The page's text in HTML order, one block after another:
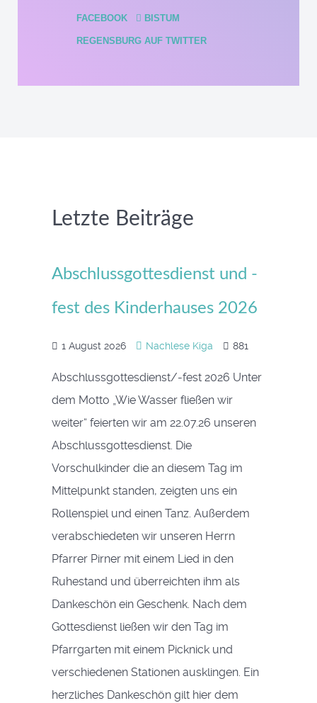
FACEBOOK BISTUM
REGENSBURG AUF TWITTER
Letzte Beiträge
Abschlussgottesdienst und -
fest des Kinderhauses 2026
1 August 2026 Nachlese Kiga 881
Abschlussgottesdienst/-fest 2026 Unter
dem Motto „Wie Wasser fließen wir
weiter“ feierten wir am 22.07.26 unseren
Abschlussgottesdienst. Die
Vorschulkinder die an diesem Tag im
Mittelpunkt standen, zeigten uns ein
Rollenspiel und einen Tanz. Außerdem
verabschiedeten wir unseren Herrn
Pfarrer Pirner mit einem Lied in den
Ruhestand und überreichten ihm als
Dankeschön ein Geschenk. Nach dem
Gottesdienst ließen wir den Tag im
Pfarrgarten mit einem Picknick und
verschiedenen Stationen ausklingen. Ein
herzliches Dankeschön gilt hier dem